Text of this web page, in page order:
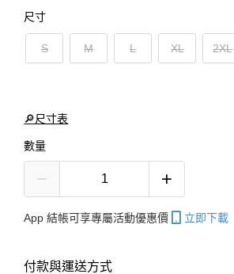
尺寸
S M L XL 2XL
🔎尺寸表
數量
App 結帳可享專屬活動優惠價 立即下載
付款與運送方式